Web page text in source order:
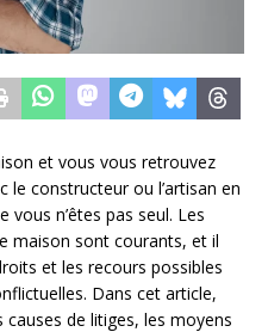
et vous vous retrouvez
constructeur ou l’artisan en
vous n’êtes pas seul. Les
maison sont courants, et il
et les recours possibles
Dans cet article,
de litiges, les moyens